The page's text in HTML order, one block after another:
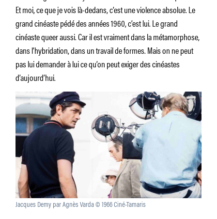
Et moi, ce que je vois là-dedans, c’est une violence absolue. Le
grand cinéaste pédé des années 1960, c’est lui. Le grand
cinéaste queer aussi. Car il est vraiment dans la métamorphose,
dans l’hybridation, dans un travail de formes. Mais on ne peut
pas lui demander à lui ce qu’on peut exiger des cinéastes
d’aujourd’hui.
Jacques Demy par Agnès Varda © 1966 Ciné-Tamaris